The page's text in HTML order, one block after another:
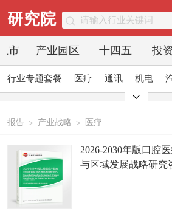
研究院
市 产业园区 十四五 投
行业专题套餐 医疗 通讯 机电
酒店
报告 > 产业战略 > 医疗
2026-2030年版口腔
与区域发展战略研究